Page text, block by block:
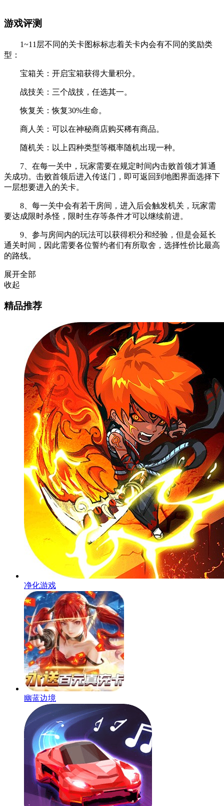
游戏评测
1~11层不同的关卡图标标志着关卡内会有不同的奖励类
型：
宝箱关：开启宝箱获得大量积分。
战技关：三个战技，任选其一。
恢复关：恢复30%生命。
商人关：可以在神秘商店购买稀有商品。
随机关：以上四种类型等概率随机出现一种。
7、在每一关中，玩家需要在规定时间内击败首领才算通
关成功。击败首领后进入传送门，即可返回到地图界面选择下
一层想要进入的关卡。
8、每一关中会有若干房间，进入后会触发机关，玩家需
要达成限时杀怪，限时生存等条件才可以继续前进。
9、参与房间内的玩法可以获得积分和经验，但是会延长
通关时间，因此需要各位誓约者们有所取舍，选择性价比最高
的路线。
展开全部
收起
精品推荐
净化游戏
幽蓝边境